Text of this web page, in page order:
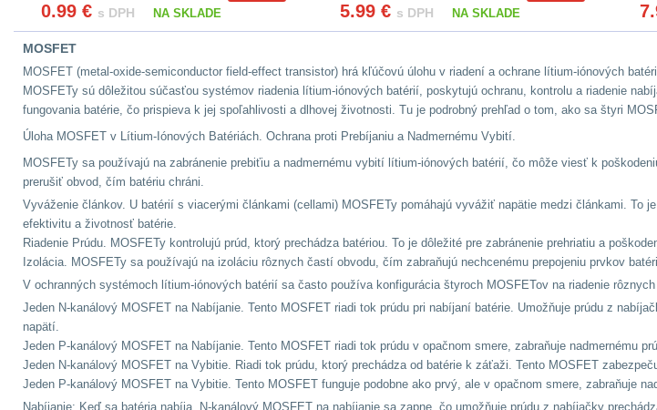
0.99 € s DPH NA SKLADE 5.99 € s DPH NA SKLADE
MOSFET
MOSFET (metal-oxide-semiconductor field-effect transistor) hrá kľúčovú úlohu v riadení a ochrane lítium-iónových
MOSFETy sú dôležitou súčasťou systémov riadenia lítium-iónových batérií, poskytujú ochranu, kontrolu a riadenie
fungovania batérie, čo prispieva k jej spoľahlivosti a dlhovej životnosti. Tu je podrobný prehľad o tom, ako sa štyri
Úloha MOSFET v Lítium-Iónových Batériách. Ochrana proti Prebíjaniu a Nadmernému Vybití.
MOSFETy sa používajú na zabránenie prebiťiu a nadmernému vybití lítium-iónových batérií, čo môže viesť k
prerušiť obvod, čím batériu chráni.
Vyváženie článkov. U batérií s viacerými článkami (cellami) MOSFETy pomáhajú vyvážiť napätie medzi článkami.
efektivitu a životnosť batérie.
Riadenie Prúdu. MOSFETy kontrolujú prúd, ktorý prechádza batériou. To je dôležité pre zabránenie prehriatiu a
Izolácia. MOSFETy sa používajú na izoláciu rôznych častí obvodu, čím zabraňujú nechcenému prepojeniu prvkov
V ochranných systémoch lítium-iónových batérií sa často používa konfigurácia štyroch MOSFETov na riadenie
Jeden N-kanálový MOSFET na Nabíjanie. Tento MOSFET riadi tok prúdu pri nabíjaní batérie. Umožňuje prúdu z
napätí.
Jeden P-kanálový MOSFET na Nabíjanie. Tento MOSFET riadi tok prúdu v opačnom smere, zabraňuje nadmernému
Jeden N-kanálový MOSFET na Vybitie. Riadi tok prúdu, ktorý prechádza od batérie k záťaži. Tento MOSFET
Jeden P-kanálový MOSFET na Vybitie. Tento MOSFET funguje podobne ako prvý, ale v opačnom smere, zabraňuje
Nabíjanie: Keď sa batéria nabíja, N-kanálový MOSFET na nabíjanie sa zapne, čo umožňuje prúdu z nabíjačky